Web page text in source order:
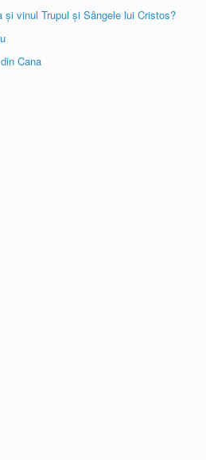
și vinul Trupul și Sângele lui Cristos?
Cana